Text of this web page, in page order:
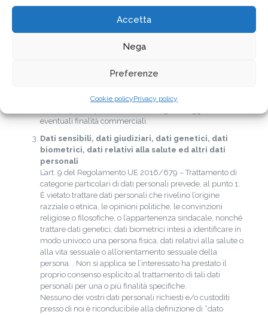
Accetta
Nega
Preferenze
Cookie policyPrivacy policy
sopra descritte e nel rispetto di criteri idonei a garantire
sicurezza e riservatezza, da società, studi, enti e
collaboratori esterni nominati Responsabili e solamente
Periodo di conservazione
contrattuali e non, instaurati. Successivamente lo saranno
eventuali finalità commerciali.
Dati sensibili, dati giudiziari, dati genetici, dati
biometrici, dati relativi alla salute ed altri dati
personali
L’art. 9 del Regolamento UE 2016/679 – Trattamento di
categorie particolari di dati personali prevede, al punto 1:
È vietato trattare dati personali che rivelino l’origine
razziale o etnica, le opinioni politiche, le convinzioni
religiose o filosofiche, o l’appartenenza sindacale, nonché
trattare dati genetici, dati biometrici intesi a identificare in
modo univoco una persona fisica, dati relativi alla salute o
alla vita sessuale o all’orientamento sessuale della
persona. . Non si applica se l’interessato ha prestato il
proprio consenso esplicito al trattamento di tali dati
personali per una o più finalità specifiche.
Nessuno dei vostri dati personali richiesti e/o custoditi
presso di noi è riconducibile alla definizione di “dato